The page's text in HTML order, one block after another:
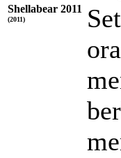
Shellabear 2011
(2011)